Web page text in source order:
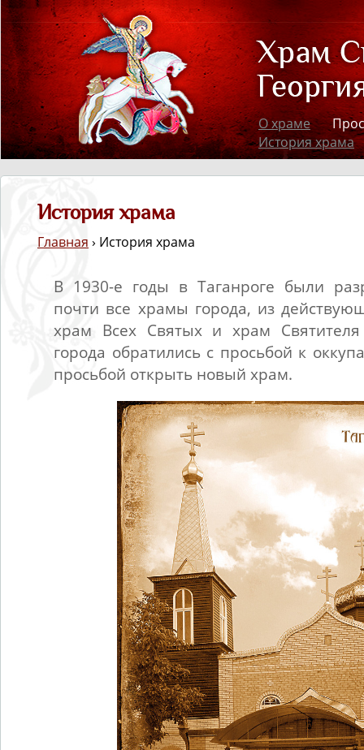
О храме
История храма
История храма
Главная › История храма
В 1930-е годы в Таганроге были
почти все храмы города, из
храм Всех Святых и храм
города обратились с просьбой к
просьбой открыть новый храм.